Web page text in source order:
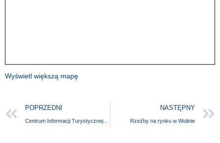
Wyświetl większą mapę
POPRZEDNI NASTĘPNY
Rzeźby na rynku w Wolinie